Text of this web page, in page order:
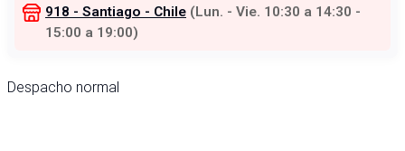
918 - Santiago - Chile (Lun. - Vie. 10:30 a 14:30 -
15:00 a 19:00)
Despacho normal